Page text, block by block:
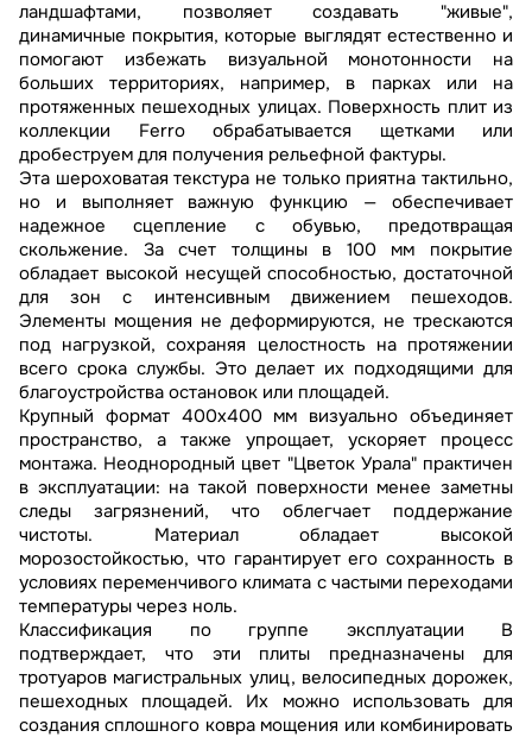
ландшафтами, позволяет создавать "живые",
динамичные покрытия, которые выглядят естественно и
помогают избежать визуальной монотонности на
больших территориях, например, в парках или на
протяженных пешеходных улицах. Поверхность плит из
коллекции Ferro обрабатывается щетками или
дробеструем для получения рельефной фактуры.
Эта шероховатая текстура не только приятна тактильно,
но и выполняет важную функцию — обеспечивает
надежное сцепление с обувью, предотвращая
скольжение. За счет толщины в 100 мм покрытие
обладает высокой несущей способностью, достаточной
для зон с интенсивным движением пешеходов.
Элементы мощения не деформируются, не трескаются
под нагрузкой, сохраняя целостность на протяжении
всего срока службы. Это делает их подходящими для
благоустройства остановок или площадей.
Крупный формат 400х400 мм визуально объединяет
пространство, а также упрощает, ускоряет процесс
монтажа. Неоднородный цвет "Цветок Урала" практичен
в эксплуатации: на такой поверхности менее заметны
следы загрязнений, что облегчает поддержание
чистоты. Материал обладает высокой
морозостойкостью, что гарантирует его сохранность в
условиях переменчивого климата с частыми переходами
температуры через ноль.
Классификация по группе эксплуатации В
подтверждает, что эти плиты предназначены для
тротуаров магистральных улиц, велосипедных дорожек,
пешеходных площадей. Их можно использовать для
создания сплошного ковра мощения или комбинировать